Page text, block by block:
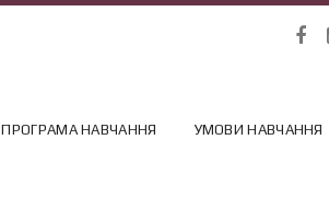
ПРОГРАМА НАВЧАННЯ УМОВИ НАВЧАННЯ